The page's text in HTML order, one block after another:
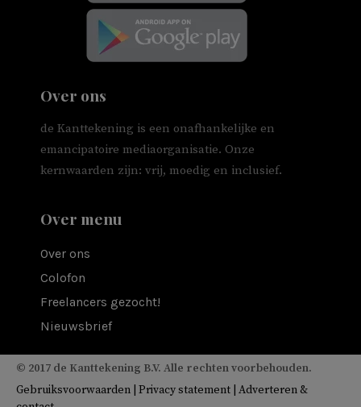
Over ons
de Kanttekening is een onafhankelijke en
emancipatoire mediaorganisatie. Onze
kernwaarden zijn: vrij, moedig en inclusief.
Over menu
Over ons
Colofon
Freelancers gezocht!
Nieuwsbrief
© 2017 de Kanttekening B.V. Alle rechten voorbehouden.
Gebruiksvoorwaarden Privacy statement Adverteren &